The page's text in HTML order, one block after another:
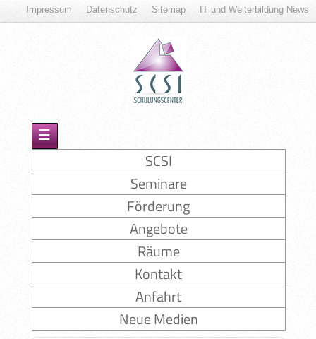
IT und Weiterbildung News
Sitemap
Datenschutz
Impressum
☰
SCSI
Seminare
Förderung
Angebote
Räume
Kontakt
Anfahrt
Neue Medien